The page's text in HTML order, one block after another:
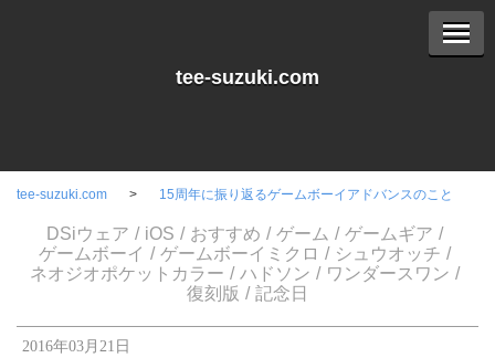
tee-suzuki.com
tee-suzuki.com 15周年に振り返るゲームボーイアドバンスのこと
DSiウェア iOS おすすめ ゲーム
ゲームギア
ゲームボーイ
ゲームボーイミクロ
シュウオッチ
ネオジオポケットカラー
ハドソン
ワンダースワン
復刻版
記念日
2016年03月21日